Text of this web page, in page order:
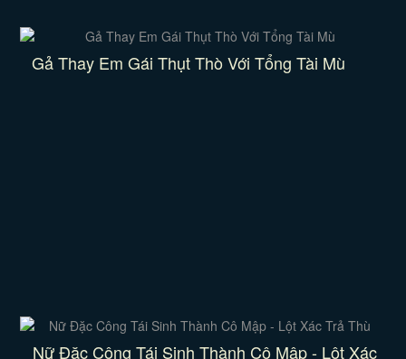
Gả Thay Em Gái Thụt Thò Với Tổng Tài Mù
Nữ Đặc Công Tái Sinh Thành Cô Mập - Lột Xác